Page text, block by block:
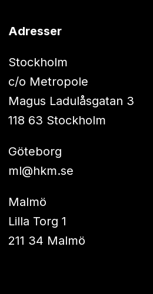
Adresser
Stockholm
c/o Metropole
Magus Ladulåsgatan 3
118 63 Stockholm
Göteborg
ml@hkm.se
Malmö
Lilla Torg 1
211 34 Malmö